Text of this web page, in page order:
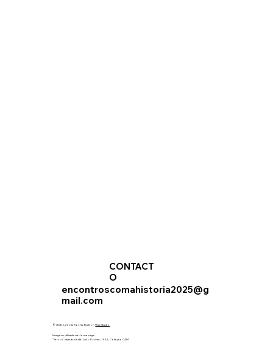
CONTACT
O
encontroscomahistoria2025@g
mail.com
© 2025 by Sofia Rocha. Built onWix Studio
Imagem utilizada na Homepage:
"Ferros" da autoria de Júlio Pomar, 1944 , Coleção CAM